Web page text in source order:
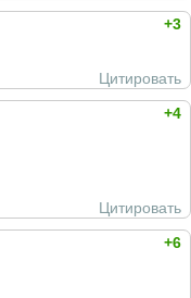
+3
Цитировать
+4
Цитировать
+6